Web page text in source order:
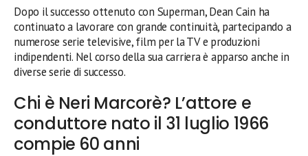
Dopo il successo ottenuto con Superman, Dean Cain ha
continuato a lavorare con grande continuità, partecipando a
numerose serie televisive, film per la TV e produzioni
indipendenti. Nel corso della sua carriera è apparso anche in
diverse serie di successo.
Chi è Neri Marcorè? L’attore e
conduttore nato il 31 luglio 1966
compie 60 anni